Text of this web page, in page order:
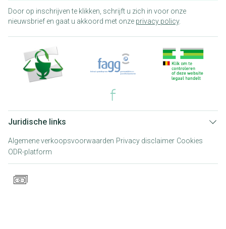
Door op inschrijven te klikken, schrijft u zich in voor onze
nieuwsbrief en gaat u akkoord met onze privacy policy.
Juridische links
Algemene verkoopsvoorwaarden Privacy disclaimer Cookies
ODR-platform